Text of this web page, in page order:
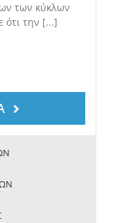
των κύκλων
την [...]